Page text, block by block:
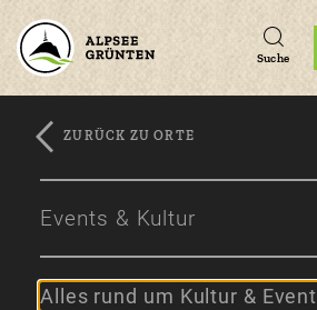
Zum
Zur
Zum
Suche
ZURÜCK ZU ORTE
Events & Kultur
Alles rund um Kultur & Event
Unterkünfte